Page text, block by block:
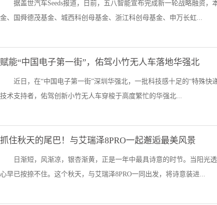
据盖世汽车Seeds报道，日前，五八智能宣布完成新一轮战略融资
金、国舜德茂基金、城西科创母基金、浙江科创母基金、申万长虹...
赋能“中国电子第一街”，佑驾小竹无人车落地华强北
近日，在“中国电子第一街”深圳华强北，一批科技感十足的“特殊
技术支持者，佑驾创新小竹无人车穿梭于高度繁忙的华强北...
抓住秋天的尾巴！与艾瑞泽8PRO一起邂逅最美风景
日渐短，风渐凉，银杏渐黄，正是一年中最具诗意的时节。当阳光
心早已按捺不住。这个秋天，与艾瑞泽8PRO一同出发，将诗意装进...